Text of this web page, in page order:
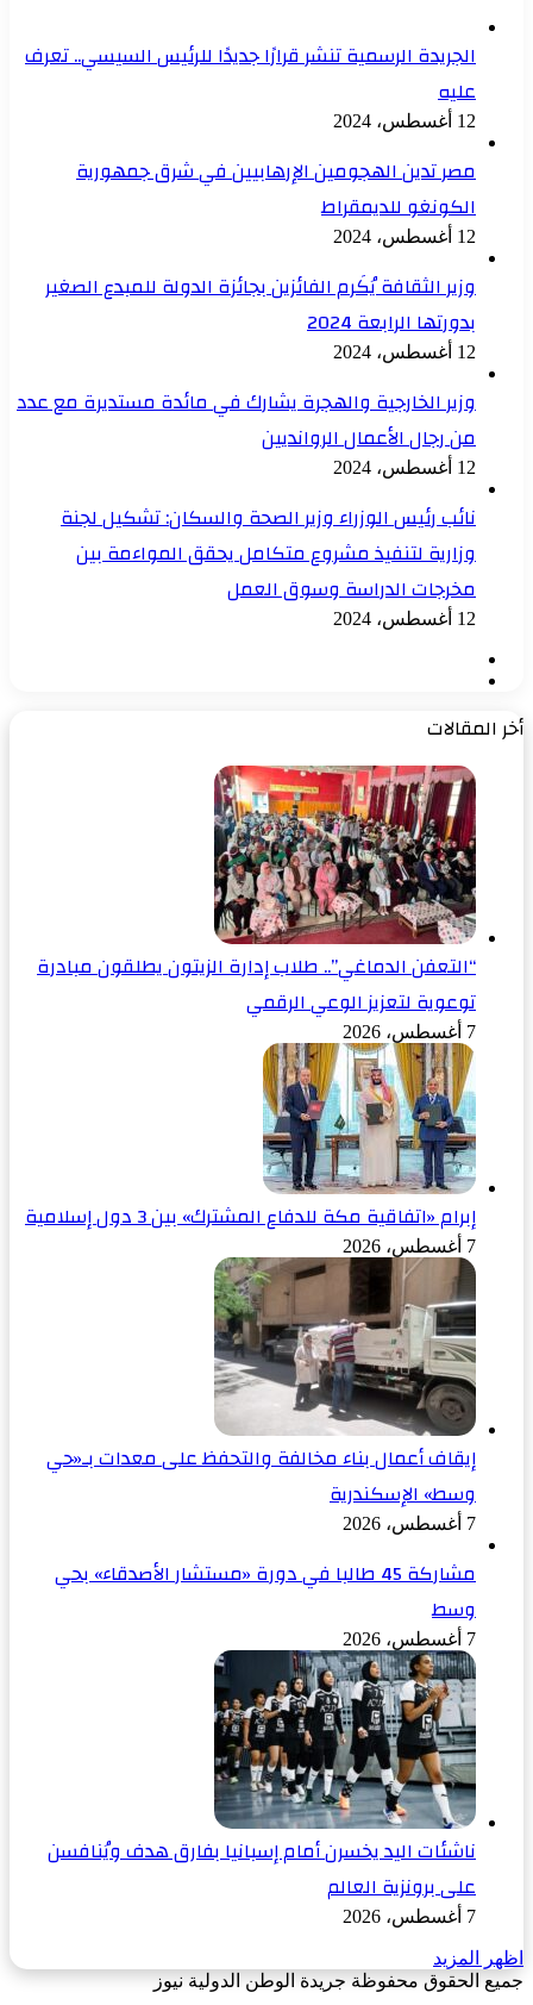
الجريدة الرسمية تنشر قرارًا جديدًا للرئيس السيسي.. تعرف
عليه
12 أغسطس، 2024
مصر تدين الهجومين الإرهابيين في شرق جمهورية
الكونغو للديمقراط
12 أغسطس، 2024
وزير الثقافة يُكَرم الفائزين بجائزة الدولة للمبدع الصغير
بدورتها الرابعة 2024
12 أغسطس، 2024
وزير الخارجية والهجرة يشارك في مائدة مستديرة مع عدد
من رجال الأعمال الروانديين
12 أغسطس، 2024
نائب رئيس الوزراء وزير الصحة والسكان: تشكيل لجنة
وزارية لتنفيذ مشروع متكامل يحقق المواءمة بين
مخرجات الدراسة وسوق العمل
12 أغسطس، 2024
أخر المقالات
“التعفن الدماغي”.. طلاب إدارة الزيتون يطلقون مبادرة
توعوية لتعزيز الوعي الرقمي
7 أغسطس، 2026
إبرام «اتفاقية مكة للدفاع المشترك» بين 3 دول إسلامية
7 أغسطس، 2026
إيقاف أعمال بناء مخالفة والتحفظ على معدات بـ«حي
وسط» الإسكندرية
7 أغسطس، 2026
مشاركة 45 طالبا في دورة «مستشار الأصدقاء» بحي
وسط
7 أغسطس، 2026
ناشئات اليد يخسرن أمام إسبانيا بفارق هدف ويُنافسن
على برونزية العالم
7 أغسطس، 2026
اظهر المزيد
جميع الحقوق محفوظة جريدة الوطن الدولية نيوز